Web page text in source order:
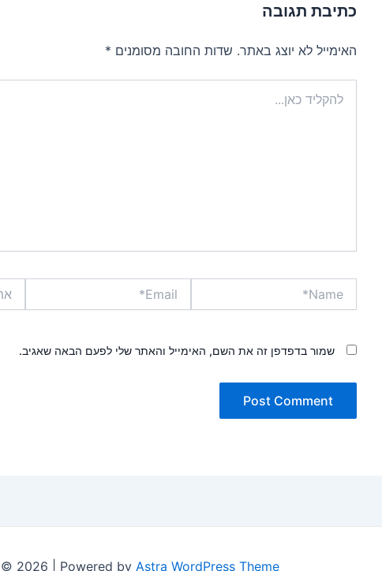
כתיבת תגובה
האימייל לא יוצג באתר. שדות החובה מסומנים *
כאן...
שמור בדפדפן זה את השם, האימייל והאתר שלי לפעם הבאה שאגיב.
2026 | Powered by Astra WordPress Theme